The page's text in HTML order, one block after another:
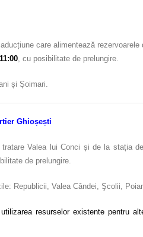
care alimentează
, cu posibilitate de prelungire.
și Șoimari.
Ghioșești
Valea lui Conci și de la stația
de prelungire.
Republicii, Valea Cândei, Şcolii,
resurselor existente pentru